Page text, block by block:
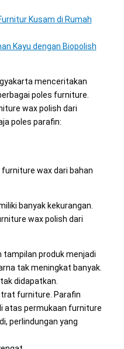
Kusam di Rumah
Kayu dengan Biopolish
menceritakan
poles furniture.
wax polish dari
poles parafin:
wax dari bahan
banyak kekurangan.
wax polish dari
tampilan produk menjadi
tak meningkat banyak.
didapatkan.
furniture. Parafin
atas permukaan furniture
perlindungan yang